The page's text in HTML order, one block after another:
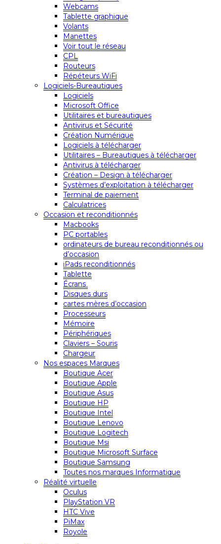
Webcams
Tablette graphique
Volants
Manettes
Voir tout le réseau
CPL
Routeurs
Répéteurs WiFi
Logiciels-Bureautiques
Logiciels
Microsoft Office
Utilitaires et bureautiques
Antivirus et Sécurité
Création Numérique
Logiciels à télécharger
Utilitaires – Bureautiques à télécharger
Antivirus à télécharger
Création – Design à télécharger
Systèmes d’exploitation à télécharger
Terminal de paiement
Calculatrices
Occasion et reconditionnés
Macbooks
PC portables
ordinateurs de bureau reconditionnés ou
d’occasion
iPads reconditionnés
Tablette
Écrans
Disques durs
cartes mères d’occasion
Processeurs
Mémoire
Périphériques
Claviers – Souris
Chargeur
Nos espaces Marques
Boutique Acer
Boutique Apple
Boutique Asus
Boutique HP
Boutique Intel
Boutique Lenovo
Boutique Logitech
Boutique Msi
Boutique Microsoft Surface
Boutique Samsung
Toutes nos marques Informatique
Réalité virtuelle
Oculus
PlayStation VR
HTC Vive
PiMax
Royole